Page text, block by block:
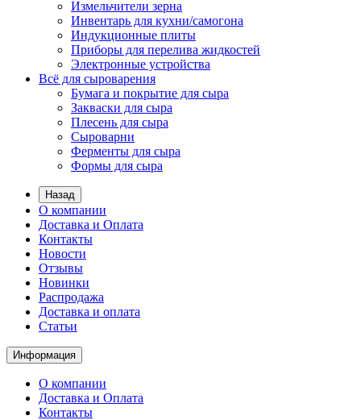
Измельчители зерна
Инвентарь для кухни/самогона
Индукционные плиты
Приборы для перелива жидкостей
Электронные устройства
Всё для сыроварения
Бумага и покрытие для сыра
Закваски для сыра
Плесень для сыра
Сыроварни
Ферменты для сыра
Формы для сыра
Назад
О компании
Доставка и Оплата
Контакты
Новости
Отзывы
Новинки
Распродажа
Доставка и оплата
Статьи
Информация
О компании
Доставка и Оплата
Контакты